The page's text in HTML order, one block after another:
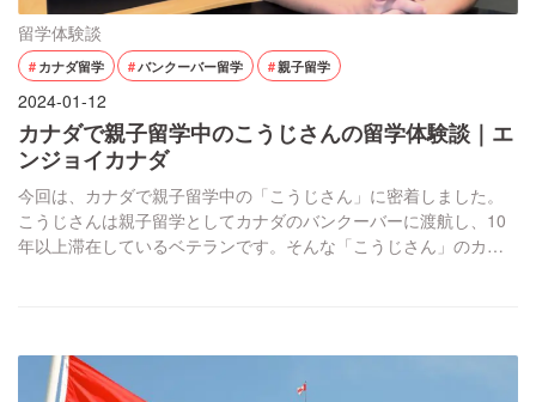
留学体験談
カナダ留学 バンクーバー留学 親子留学
2024-01-12
カナダで親子留学中のこうじさんの留学体験談｜エ
ンジョイカナダ
今回は、カナダで親子留学中の「こうじさん」に密着しました。
こうじさんは親子留学としてカナダのバンクーバーに渡航し、10
年以上滞在しているベテランです。そんな「こうじさん」のカナ